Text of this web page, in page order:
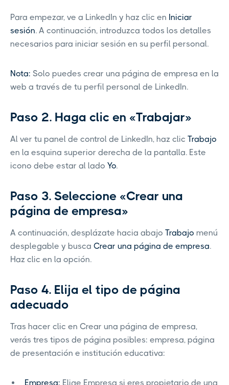
Para empezar, ve a LinkedIn y haz clic en Iniciar
sesión. A continuación, introduzca todos los detalles
necesarios para iniciar sesión en su perfil personal.
Nota: Solo puedes crear una página de empresa en la
web a través de tu perfil personal de LinkedIn.
Paso 2. Haga clic en «Trabajar»
Al ver tu panel de control de LinkedIn, haz clic Trabajo
en la esquina superior derecha de la pantalla. Este
icono debe estar al lado Yo.
Paso 3. Seleccione «Crear una
página de empresa»
A continuación, desplázate hacia abajo Trabajo menú
desplegable y busca Crear una página de empresa.
Haz clic en la opción.
Paso 4. Elija el tipo de página
adecuado
Tras hacer clic en Crear una página de empresa,
verás tres tipos de página posibles: empresa, página
de presentación e institución educativa:
Empresa: Elige Empresa si eres propietario de una